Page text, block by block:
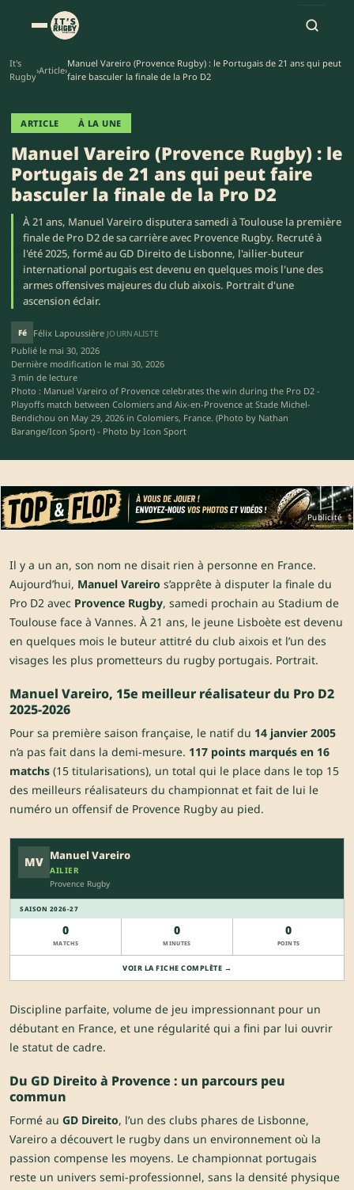
It's
Rugby
›Article›
Manuel Vareiro (Provence Rugby) : le Portugais de 21 ans qui peut
faire basculer la finale de la Pro D2
ARTICLE À LA UNE
Manuel Vareiro (Provence Rugby) : le
Portugais de 21 ans qui peut faire
basculer la finale de la Pro D2
À 21 ans, Manuel Vareiro disputera samedi à Toulouse la première
finale de Pro D2 de sa carrière avec Provence Rugby. Recruté à
l'été 2025, formé au GD Direito de Lisbonne, l'ailier-buteur
international portugais est devenu en quelques mois l'une des
armes offensives majeures du club aixois. Portrait d'une
ascension éclair.
Fé Félix Lapoussière JOURNALISTE
Publié le mai 30, 2026
Dernière modification le mai 30, 2026
3 min de lecture
Photo : Manuel Vareiro of Provence celebrates the win during the Pro D2 -
Playoffs match between Colomiers and Aix-en-Provence at Stade Michel-
Bendichou on May 29, 2026 in Colomiers, France. (Photo by Nathan
Barange/Icon Sport) - Photo by Icon Sport
Publicité
Il y a un an, son nom ne disait rien à personne en France.
Aujourd’hui, Manuel Vareiro s’apprête à disputer la finale du
Pro D2 avec Provence Rugby, samedi prochain au Stadium de
Toulouse face à Vannes. À 21 ans, le jeune Lisboète est devenu
en quelques mois le buteur attitré du club aixois et l’un des
visages les plus prometteurs du rugby portugais. Portrait.
Manuel Vareiro, 15e meilleur réalisateur du Pro D2
2025-2026
Pour sa première saison française, le natif du 14 janvier 2005
n’a pas fait dans la demi-mesure. 117 points marqués en 16
matchs (15 titularisations), un total qui le place dans le top 15
des meilleurs réalisateurs du championnat et fait de lui le
numéro un offensif de Provence Rugby au pied.
MV Manuel Vareiro
AILIER
Provence Rugby
SAISON 2026-27
0
MATCHS
0
MINUTES
0
POINTS
VOIR LA FICHE COMPLÈTE →
Discipline parfaite, volume de jeu impressionnant pour un
débutant en France, et une régularité qui a fini par lui ouvrir
le statut de cadre.
Du GD Direito à Provence : un parcours peu
commun
Formé au GD Direito, l’un des clubs phares de Lisbonne,
Vareiro a découvert le rugby dans un environnement où la
passion compense les moyens. Le championnat portugais
reste un univers semi-professionnel, sans la densité physique